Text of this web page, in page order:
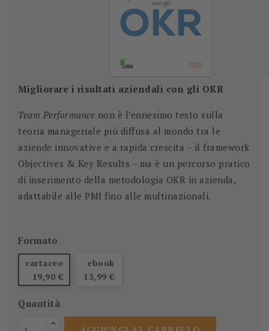
Migliorare i risultati aziendali con gli OKR
Team Performance non è l’ennesimo testo sulla
teoria manageriale più diffusa al mondo tra le
aziende innovative e a rapida crescita – il framework
Objectives & Key Results – ma è un percorso pratico
di inserimento della metodologia OKR in azienda,
adattabile alle PMI fino alle multinazionali.
Formato
cartaceo
19,90 €
ebook
13,99 €
Quantità